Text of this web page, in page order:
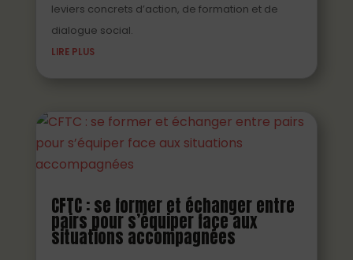
leviers concrets d’action, de formation et de
dialogue social.
LIRE PLUS
CFTC : se former et échanger entre
pairs pour s’équiper face aux
situations accompagnées